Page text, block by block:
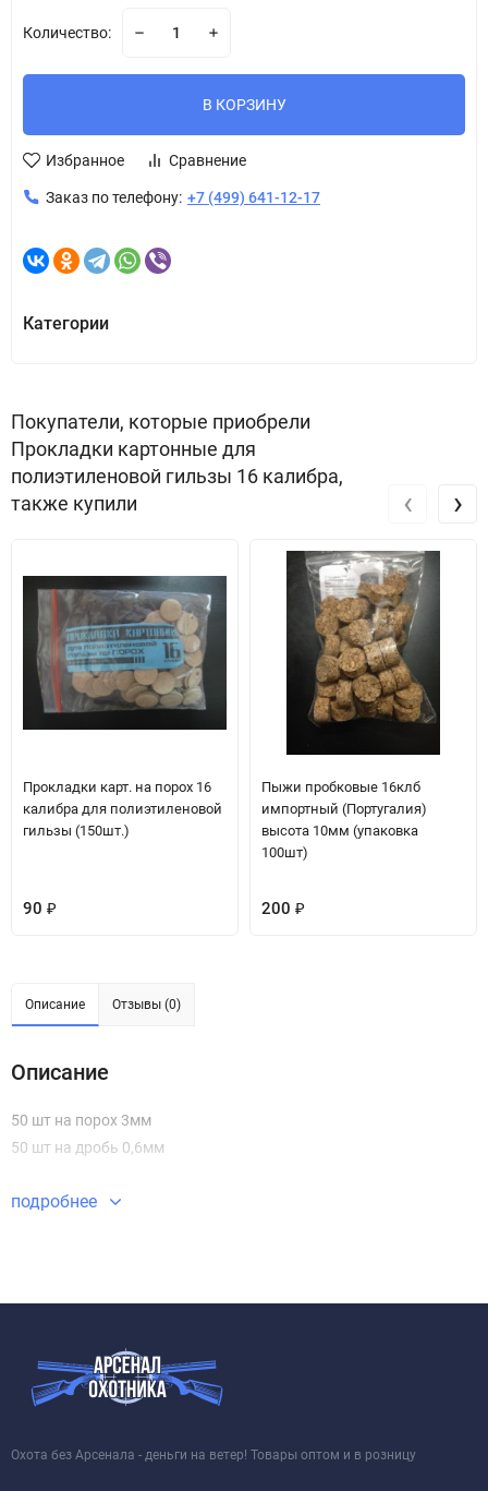
Количество:
В КОРЗИНУ
Избранное Сравнение
Заказ по телефону: +7 (499) 641-12-17
Категории
Покупатели, которые приобрели
Прокладки картонные для
полиэтиленовой гильзы 16 калибра,
также купили
Прокладки карт. на порох 16
калибра для полиэтиленовой
гильзы (150шт.)
90 ₽
Пыжи пробковые 16клб
импортный (Португалия)
высота 10мм (упаковка
100шт)
200 ₽
‹ ›
Описание Отзывы (0)
Описание
50 шт на порох 3мм
50 шт на дробь 0,6мм
подробнее
Охота без Арсенала - деньги на ветер! Товары оптом и в розницу